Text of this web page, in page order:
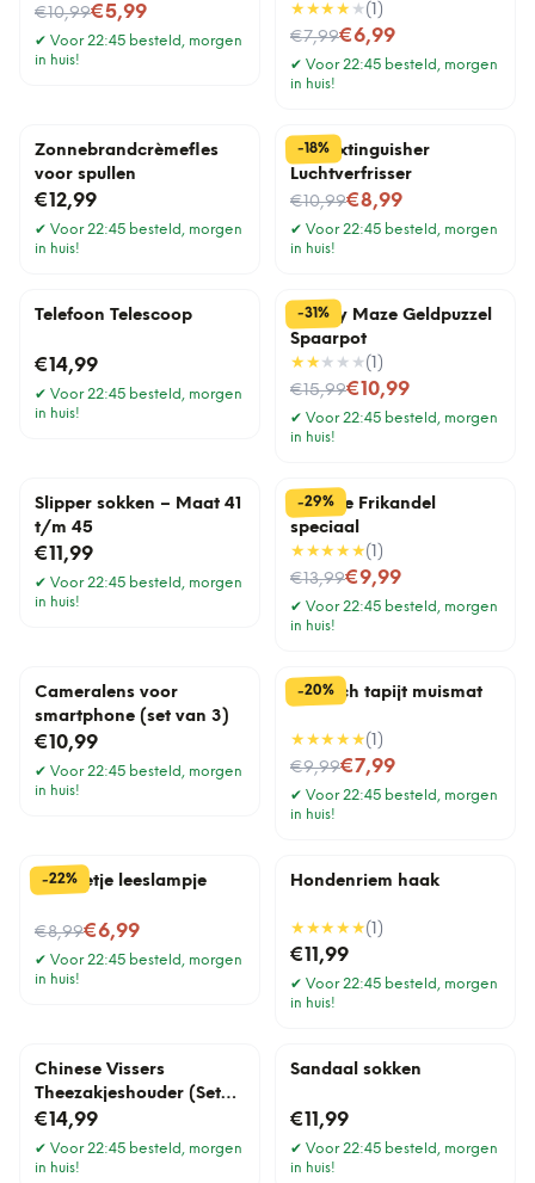
€10,99
Nu voor€5,99
✔ Voor 22:45 besteld, morgen
in huis!
★★★★ ★( 1 )
€7,99
Nu voor€6,99
✔ Voor 22:45 besteld, morgen
in huis!
Zonnebrandcrèmefles
voor spullen
€12,99
✔ Voor 22:45 besteld, morgen
in huis!
-18%
Fart Extinguisher
Luchtverfrisser
€10,99
Nu voor€8,99
✔ Voor 22:45 besteld, morgen
in huis!
Telefoon Telescoop
€14,99
✔ Voor 22:45 besteld, morgen
in huis!
-31%
Money Maze Geldpuzzel
Spaarpot
★★ ★★★( 1 )
€15,99
Nu voor€10,99
✔ Voor 22:45 besteld, morgen
in huis!
Slipper sokken – Maat 41
t/m 45
€11,99
✔ Voor 22:45 besteld, morgen
in huis!
-29%
Tegeltje Frikandel
speciaal
★★★★★( 1 )
€13,99
Nu voor€9,99
✔ Voor 22:45 besteld, morgen
in huis!
Cameralens voor
smartphone (set van 3)
€10,99
✔ Voor 22:45 besteld, morgen
in huis!
-20%
Perzisch tapijt muismat
★★★★★( 1 )
€9,99
Nu voor€7,99
✔ Voor 22:45 besteld, morgen
in huis!
-22%
Mannetje leeslampje
€8,99
Nu voor€6,99
✔ Voor 22:45 besteld, morgen
in huis!
Hondenriem haak
★★★★★( 1 )
€11,99
✔ Voor 22:45 besteld, morgen
in huis!
Chinese Vissers
Theezakjeshouder (Set
Van 4)
€14,99
✔ Voor 22:45 besteld, morgen
in huis!
Sandaal sokken
€11,99
✔ Voor 22:45 besteld, morgen
in huis!